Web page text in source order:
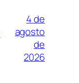
4 de
agosto
de
2026